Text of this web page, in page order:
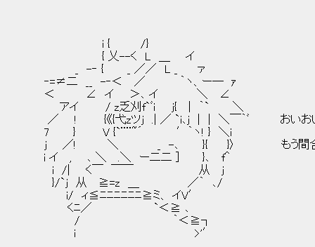
i { /}
{ 乂--く L ＿ イ
_ -‐ { _ ／／ L _ ァ
‐=≠二 __ -‐＜ ／ ｀ヽ、ー― ｧ
＜ ∠ イ ＞､ イ ＼ ∠
アイ / z乏刈f`ﾞｉ j{ | ｀` ＼
／ ! {《{弋zツj .| ／ `i､j | | ＼￣｀ﾞ おいおい、い
7 } V {`¨¨~´ ′｀ヽ! } ＼ｉ
j ／! ＼ _ -､ }{ }〉 もう間合い
i イ , ､ ＼ .＼ ー二二 ] }､ f＾
i /| く￣ ￣￣ 从 j
}/`j 从 ≧=z ＿ ／｀ ､/
i/ ィ≦ﾆﾆﾆﾆﾆﾆ≧ミ、 イV′
くﾆ／ `＜≧ ､
/ ｀＜≧┐
i >'′